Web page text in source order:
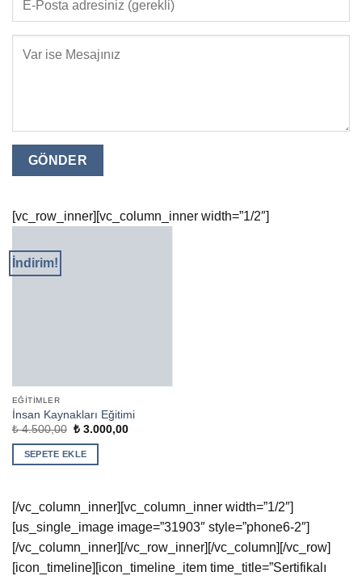
[vc_row_inner][vc_column_inner width=”1/2″]
İndirim!
EĞITIMLER
İnsan Kaynakları Eğitimi
₺4.500,00 Orijinal
₺ 4.500,00.
₺3.000,00Şu
SEPETE EKLE
[/vc_column_inner][vc_column_inner width=”1/2″]
[us_single_image image=”31903″ style=”phone6-2″]
[/vc_column_inner][/vc_row_inner][/vc_column][/vc_row]
[icon_timeline][icon_timeline_item time_title=”Sertifikalı